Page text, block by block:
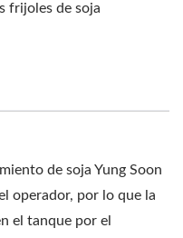
frijoles de soja
de soja Yung Soon
operador, por lo que la
el tanque por el